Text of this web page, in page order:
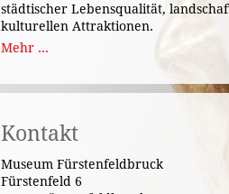
städtischer Lebensqualität,
kulturellen Attraktionen.
Mehr ...
Kontakt
Museum Fürstenfeldbruck
Fürstenfeld 6